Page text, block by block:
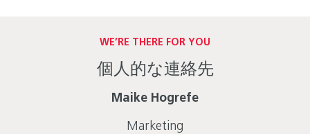
個人的な連絡先
WE’RE THERE FOR YOU
Maike Hogrefe
Marketing